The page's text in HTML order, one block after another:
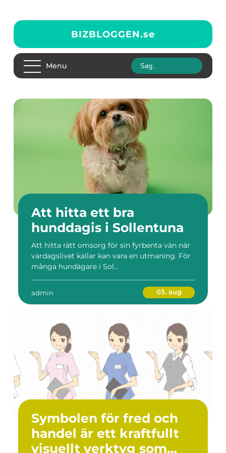
BIZBLOGGEN.se
Menu
Att hitta ett bra
hunddagis i Sollentuna
Att hitta rätt omsorg för sin fyrbenta vän när
vardagslivet kallar kan vara en utmaning. För
många hundägare i Sol...
admin 03. aug
Symbolen för fred och
handel är ett kraftfullt
visuellt verktyg som